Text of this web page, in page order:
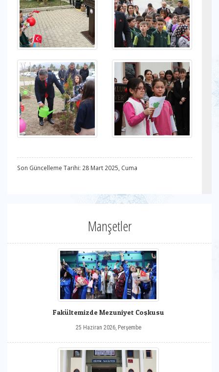
Son Güncelleme Tarihi: 28 Mart 2025, Cuma
Manşetler
Fakültemizde Mezuniyet Coşkusu
25 Haziran 2026, Perşembe